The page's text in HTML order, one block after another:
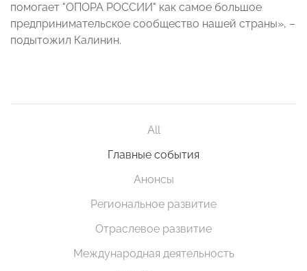
помогает "ОПОРА РОССИИ" как самое большое
предпринимательское сообщество нашей страны», –
подытожил Калинин.
All
Главные события
Анонсы
Региональное развитие
Отраслевое развитие
Международная деятельность